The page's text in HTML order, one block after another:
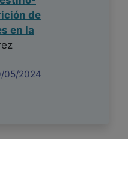
de
en la
05/2024